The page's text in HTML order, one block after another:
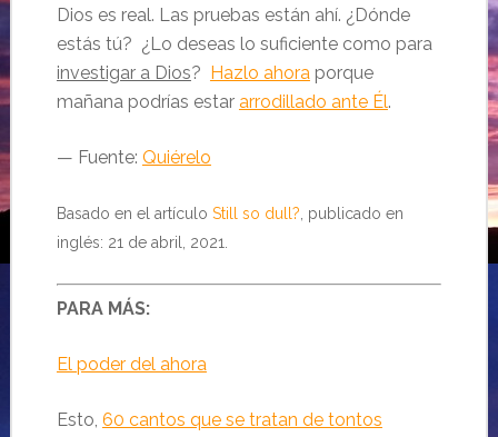
Dios es real. Las pruebas están ahí. ¿Dónde
estás tú? ¿Lo deseas lo suficiente como para
investigar a Dios? Hazlo ahora porque
mañana podrías estar arrodillado ante Él.
— Fuente: Quiérelo
Basado en el artículo Still so dull? , publicado en
inglés: 21 de abril, 2021.
PARA MÁS:
El poder del ahora
Esto, 60 cantos que se tratan de tontos